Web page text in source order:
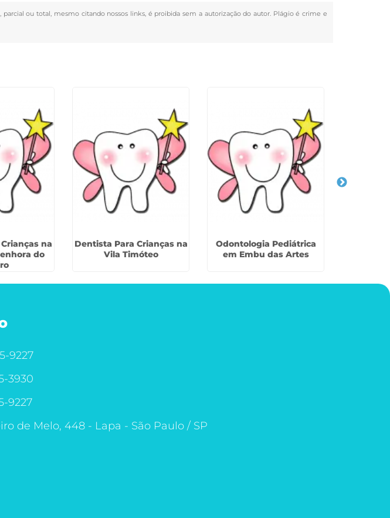
parcial ou total, mesmo citando nossos links, é proibida sem a autorização do autor. Plágio é crime e
na
do
Dentista Para Crianças na
Vila Timóteo
Odontologia Pediátrica
em Embu das Artes
9227
3930
9227
de Melo, 448 - Lapa - São Paulo / SP